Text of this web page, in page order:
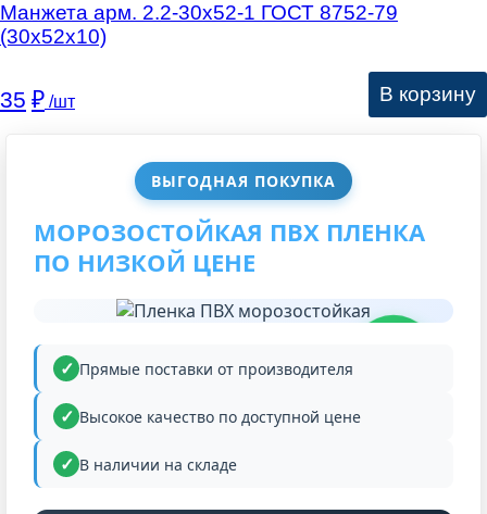
ВЫГОДНАЯ ПОКУПКА
МОРОЗОСТОЙКАЯ ПВХ ПЛЕНКА
ПО НИЗКОЙ ЦЕНЕ
Прямые поставки от производителя
Высокое качество по доступной цене
В наличии на складе
Манжета арм. 2.2-30х52-1 ГОСТ 8752-79
(30х52х10)
35 ₽ /шт В корзину